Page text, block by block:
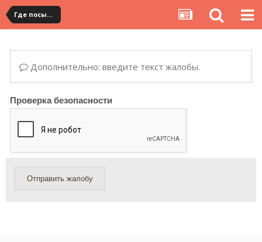
Где посылка?
Дополнительно: введите текст жалобы.
Проверка безопасности
Отправить жалобу